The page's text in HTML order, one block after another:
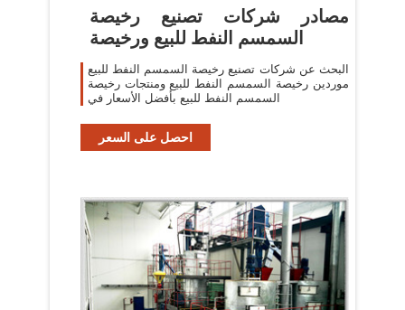
مصادر شركات تصنيع رخيصة
السمسم النفط للبيع ورخيصة
البحث عن شركات تصنيع رخيصة السمسم النفط للبيع
موردين رخيصة السمسم النفط للبيع ومنتجات رخيصة
السمسم النفط للبيع بأفضل الأسعار في
احصل على السعر